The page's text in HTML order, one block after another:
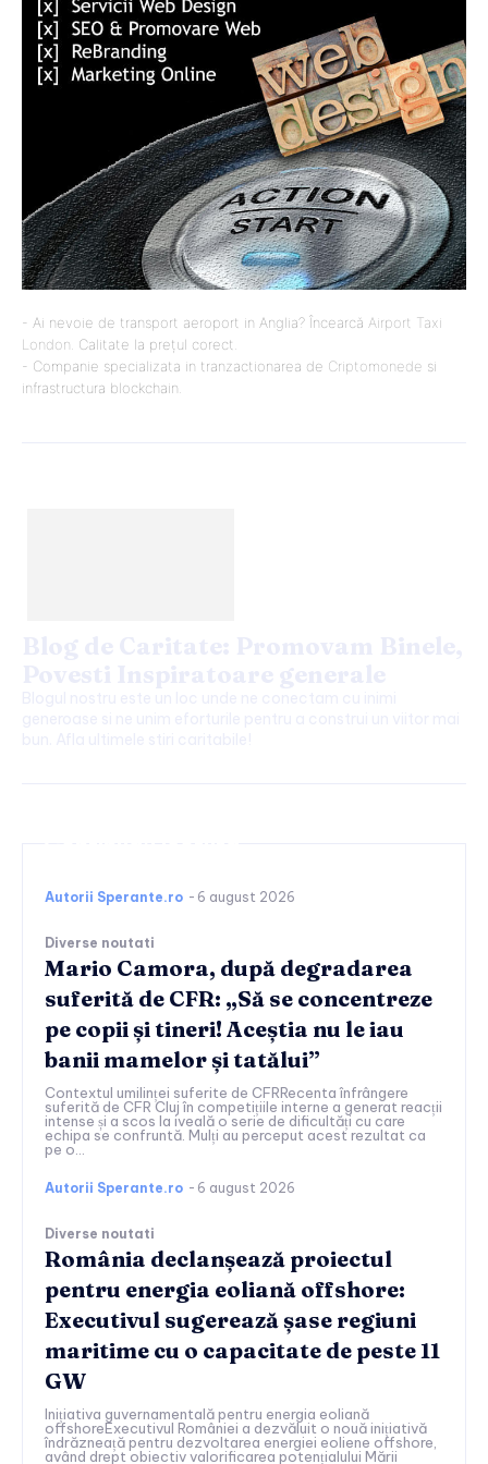
- Ai nevoie de transport aeroport in Anglia? Încearcă Airport Taxi
London . Calitate la prețul corect.
- Companie specializata in tranzactionarea de Criptomonede si
infrastructura blockchain.
Autorii Sperante.ro - 6 august 2026
Diverse noutati
Mario Camora, după degradarea
suferită de CFR: „Să se concentreze
pe copii și tineri! Aceștia nu le iau
banii mamelor și tatălui”
Contextul umilinței suferite de CFRRecenta înfrângere
suferită de CFR Cluj în competițiile interne a generat reacții
intense și a scos la iveală o serie de dificultăți cu care
echipa se confruntă. Mulți au perceput acest rezultat ca
pe o...
Autorii Sperante.ro - 6 august 2026
Diverse noutati
România declanșează proiectul
pentru energia eoliană offshore:
Executivul sugerează șase regiuni
maritime cu o capacitate de peste 11
GW
Inițiativa guvernamentală pentru energia eoliană
offshoreExecutivul României a dezvăluit o nouă inițiativă
îndrăzneață pentru dezvoltarea energiei eoliene offshore,
având drept obiectiv valorificarea potențialului Mării